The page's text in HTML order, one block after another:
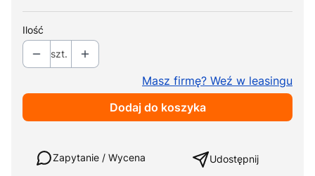
Ilość
szt.
Masz firmę? Weź w leasingu
Dodaj do koszyka
Zapytanie / Wycena Udostępnij